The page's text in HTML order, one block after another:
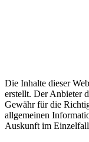
Die Inhalte dieser
erstellt. Der Anbieter
Gewähr für die
allgemeinen
Auskunft im